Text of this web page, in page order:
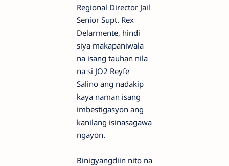
Regional Director Jail
Senior Supt. Rex
Delarmente, hindi
siya makapaniwala
na isang tauhan nila
na si JO2 Reyfe
Salino ang nadakip
kaya naman isang
imbestigasyon ang
kanilang isinasagawa
ngayon.
Binigyangdiin nito na